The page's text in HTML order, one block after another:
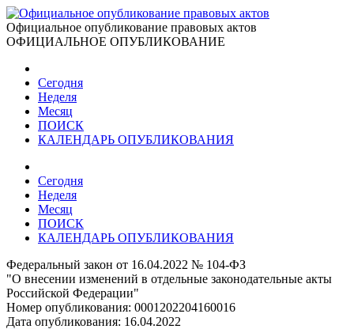
Официальное опубликование правовых актов
ОФИЦИАЛЬНОЕ ОПУБЛИКОВАНИЕ
Сегодня
Неделя
Месяц
ПОИСК
КАЛЕНДАРЬ ОПУБЛИКОВАНИЯ
Сегодня
Неделя
Месяц
ПОИСК
КАЛЕНДАРЬ ОПУБЛИКОВАНИЯ
Федеральный закон от 16.04.2022 № 104-ФЗ
"О внесении изменений в отдельные законодательные акты
Российской Федерации"
Номер опубликования: 0001202204160016
Дата опубликования: 16.04.2022